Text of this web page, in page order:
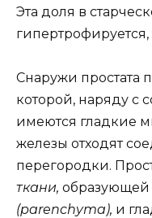
Эта доля в
Снаружи простата
которой, наряду с
имеются гладкие
железы отходят
перегородки.
ткани, образующей
(parenchyma), и